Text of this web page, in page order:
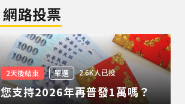
網路投票
2天後結束 單選 2.6K人已投
您支持2026年再普發1萬嗎？